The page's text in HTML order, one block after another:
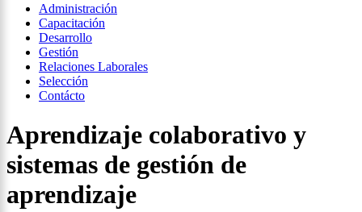
Menú
principal
Administración
Capacitación
Desarrollo
Gestión
Relaciones Laborales
Selección
Contácto
Aprendizaje colaborativo y
sistemas de gestión de
aprendizaje